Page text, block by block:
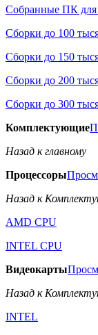
Собранные ПК для
Сборки до 100
Сборки до 150
Сборки до 200
Сборки до 300
Комплектующие
Назад к главному
Процессоры
Назад к
AMD CPU
INTEL CPU
Видеокарты
Назад к
INTEL